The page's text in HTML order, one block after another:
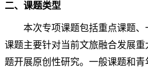
二、课题类型
本次专项课题包括重点课题
课题主要针对当前文旅融合发展
题开展原创性研究。一般课题和